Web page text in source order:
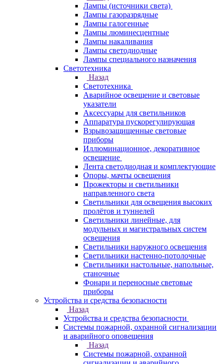
Лампы (источники света)
Лампы газоразрядные
Лампы галогенные
Лампы люминесцентные
Лампы накаливания
Лампы светодиодные
Лампы специального назначения
Светотехника
Назад
Светотехника
Аварийное освещение и световые
указатели
Аксессуары для светильников
Аппаратура пускорегулирующая
Взрывозащищенные световые
приборы
Иллюминационное, декоративное
освещение
Лента светодиодная и комплектующие
Опоры, мачты освещения
Прожекторы и светильники
направленного света
Светильники для освещения высоких
пролётов и туннелей
Светильники линейные, для
модульных и магистральных систем
освещения
Светильники наружного освещения
Светильники настенно-потолочные
Светильники настольные, напольные,
станочные
Фонари и переносные световые
приборы
Устройства и средства безопасности
Назад
Устройства и средства безопасности
Системы пожарной, охранной сигнализации
и аварийного оповещения
Назад
Системы пожарной, охранной